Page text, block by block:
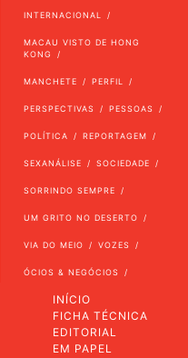
INTERNACIONAL
MACAU VISTO DE HONG
KONG
MANCHETE PERFIL
PERSPECTIVAS PESSOAS
POLÍTICA REPORTAGEM
SEXANÁLISE SOCIEDADE
SORRINDO SEMPRE
UM GRITO NO DESERTO
VIA DO MEIO VOZES
ÓCIOS & NEGÓCIOS
INÍCIO
FICHA TÉCNICA
EDITORIAL
EM PAPEL